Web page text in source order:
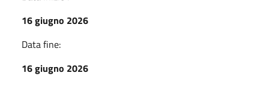
16 giugno 2026
Data fine:
16 giugno 2026